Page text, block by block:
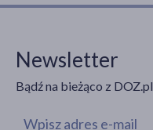
Newsletter
Bądź na bieżąco z DOZ.pl